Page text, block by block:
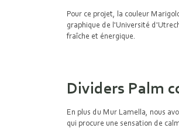
Pour ce projet, la couleur
graphique de l'Université
fraîche et énergique.
Dividers Palm
En plus du Mur Lamella, nous
qui procure une sensation de